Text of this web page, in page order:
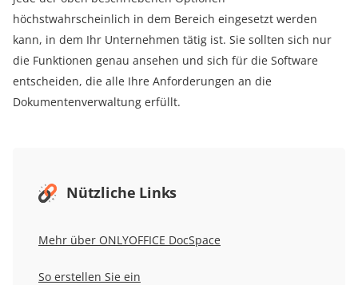
höchstwahrscheinlich in dem Bereich eingesetzt werden
kann, in dem Ihr Unternehmen tätig ist. Sie sollten sich nur
die Funktionen genau ansehen und sich für die Software
entscheiden, die alle Ihre Anforderungen an die
Dokumentenverwaltung erfüllt.
Nützliche Links
Mehr über ONLYOFFICE DocSpace
So erstellen Sie ein